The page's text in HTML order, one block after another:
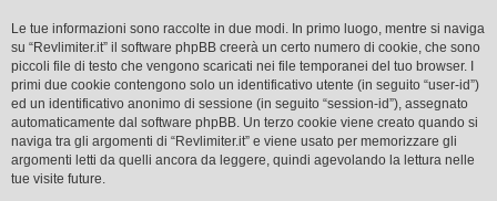
Le tue informazioni sono raccolte in due modi. In primo luogo, mentre si naviga
su “Revlimiter.it” il software phpBB creerà un certo numero di cookie, che sono
piccoli file di testo che vengono scaricati nei file temporanei del tuo browser. I
primi due cookie contengono solo un identificativo utente (in seguito “user-id”)
ed un identificativo anonimo di sessione (in seguito “session-id”), assegnato
automaticamente dal software phpBB. Un terzo cookie viene creato quando si
naviga tra gli argomenti di “Revlimiter.it” e viene usato per memorizzare gli
argomenti letti da quelli ancora da leggere, quindi agevolando la lettura nelle
tue visite future.